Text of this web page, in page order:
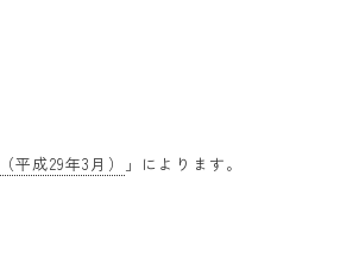
成29年3月） 」によります。